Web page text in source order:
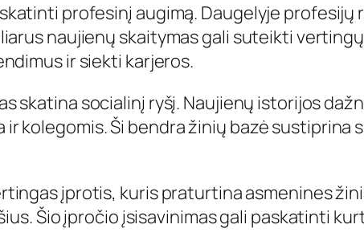
profesinį augimą. Daugelyje
naujienų skaitymas gali suteikti
ir siekti karjeros.
skatina socialinį ryšį. Naujienų istorijos
kolegomis. Ši bendra žinių bazė sustiprina
įprotis, kuris praturtina asmenines
Šio įpročio įsisavinimas gali paskatinti